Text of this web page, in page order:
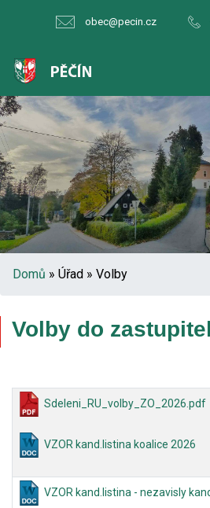
obec@pecin.cz
Domů » Úřad » Volby
Volby do
Sdeleni_RU_volby_ZO_2026.pdf
VZOR kand.listina koalice 2026
VZOR kand.listina - nezavisly